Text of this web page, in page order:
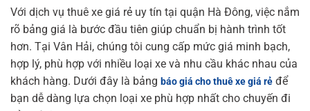
Với dịch vụ thuê xe giá rẻ uy tín tại quận Hà Đông, việc nắm
rõ bảng giá là bước đầu tiên giúp chuẩn bị hành trình tốt
hơn. Tại Vân Hải, chúng tôi cung cấp mức giá minh bạch,
hợp lý, phù hợp với nhiều loại xe và nhu cầu khác nhau của
khách hàng. Dưới đây là bảng báo giá cho thuê xe giá rẻ để
bạn dễ dàng lựa chọn loại xe phù hợp nhất cho chuyến đi